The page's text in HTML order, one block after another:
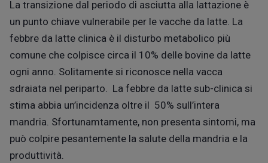
La transizione dal periodo di asciutta alla lattazione è
un punto chiave vulnerabile per le vacche da latte. La
febbre da latte clinica è il disturbo metabolico più
comune che colpisce circa il 10% delle bovine da latte
ogni anno. Solitamente si riconosce nella vacca
sdraiata nel periparto. La febbre da latte sub-clinica si
stima abbia un’incidenza oltre il 50% sull’intera
mandria. Sfortunamtamente, non presenta sintomi, ma
può colpire pesantemente la salute della mandria e la
produttività